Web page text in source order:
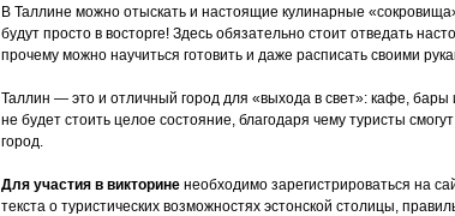
В Таллине можно отыскать и настоящие кулинарные
будут просто в восторге! Здесь обязательно стоит отведать
прочему можно научиться готовить и даже расписать своими
Таллин — это и отличный город для «выхода в свет»: кафе,
не будет стоить целое состояние, благодаря чему туристы
город.
Для участия в викторине необходимо зарегистрироваться на
текста о туристических возможностях эстонской столицы,